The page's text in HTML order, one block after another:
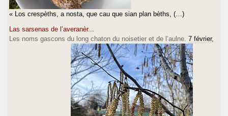
« Los crespèths, a nosta, que cau que sian plan bèths, (…)
Las sarsenas de l’averanèr...
Les noms gascons du long chaton du noisetier et de l’aulne. 7 février,